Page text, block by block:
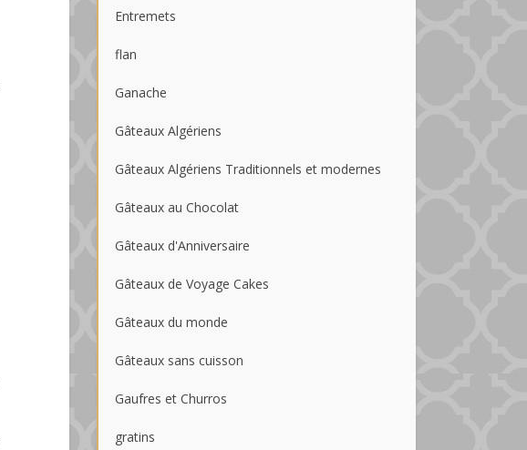
Entremets
flan
Ganache
Gâteaux Algériens
Gâteaux Algériens Traditionnels et modernes
Gâteaux au Chocolat
Gâteaux d'Anniversaire
Gâteaux de Voyage Cakes
Gâteaux du monde
Gâteaux sans cuisson
Gaufres et Churros
gratins